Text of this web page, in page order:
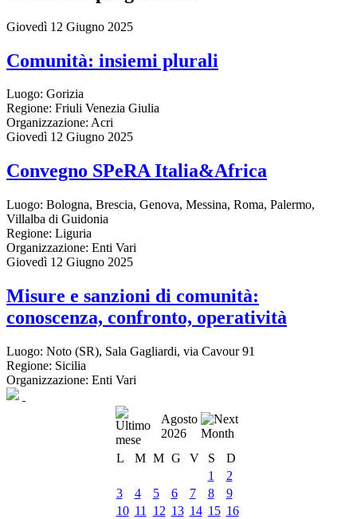
Giovedì 12 Giugno 2025
Comunità: insiemi plurali
Luogo: Gorizia
Regione: Friuli Venezia Giulia
Organizzazione: Acri
Giovedì 12 Giugno 2025
Convegno SPeRA Italia&Africa
Luogo: Bologna, Brescia, Genova, Messina, Roma, Palermo,
Villalba di Guidonia
Regione: Liguria
Organizzazione: Enti Vari
Giovedì 12 Giugno 2025
Misure e sanzioni di comunità:
conoscenza, confronto, operatività
Luogo: Noto (SR), Sala Gagliardi, via Cavour 91
Regione: Sicilia
Organizzazione: Enti Vari
Agosto
2026
L
M M G V S
D
1
2
3
4 5 6 7 8
9
10 11 12 13 14 15 16